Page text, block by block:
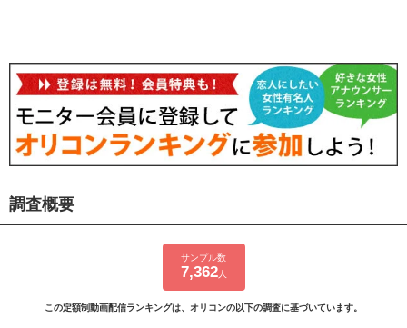
調査概要
サンプル数
7,362人
この定額制動画配信ランキングは、オリコンの以下の調査に基づいています。